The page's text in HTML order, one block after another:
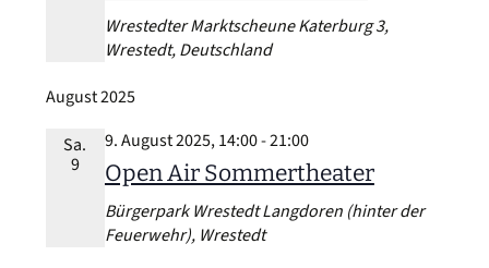
Wrestedter MarktscheuneKaterburg 3,
Wrestedt, Deutschland
August 2025
Sa.
9
Open Air Sommertheater
9. August 2025, 14:00-21:00
Bürgerpark WrestedtLangdoren (hinter der
Feuerwehr), Wrestedt